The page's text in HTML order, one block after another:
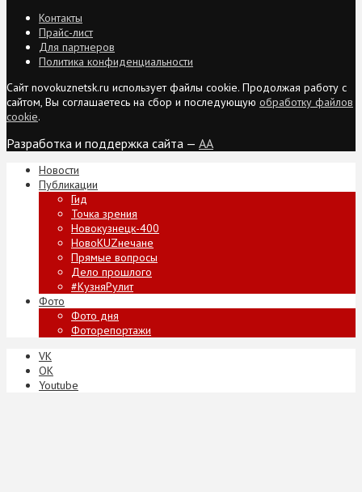
Контакты
Прайс-лист
Для партнеров
Политика конфиденциальности
Сайт novokuznetsk.ru использует файлы cookie. Продолжая работу с
сайтом, Вы соглашаетесь на сбор и последующую обработку файлов
cookie.
Разработка и поддержка сайта — AA
Новости
Публикации
Гид
Точка зрения
Новокузнецк-400
НовоKUZнечане
Прямые вопросы
Дело прошлого
#КузняРулит
Фото
Фото дня
Фоторепортажи
VK
ОК
Youtube